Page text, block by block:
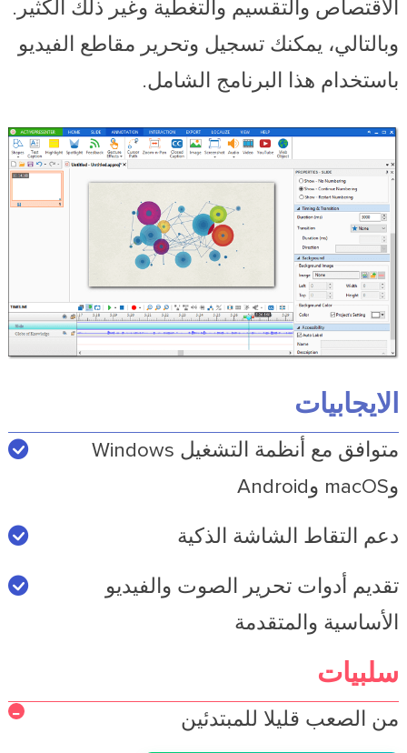
الاقتصاص والتقسيم والتغطية وغير ذلك الكثير.
وبالتالي، يمكنك تسجيل وتحرير مقاطع الفيديو
باستخدام هذا البرنامج الشامل.
الايجابيات
متوافق مع أنظمة التشغيل Windows
وmacOS وAndroid
دعم التقاط الشاشة الذكية
تقديم أدوات تحرير الصوت والفيديو
الأساسية والمتقدمة
سلبيات
من الصعب قليلا للمبتدئين
